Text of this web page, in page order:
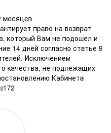
месяцев
право на возврат
который Вам не подошел и
14 дней согласно статье 9
Исключением
качества, не подлежащих
Кабинета